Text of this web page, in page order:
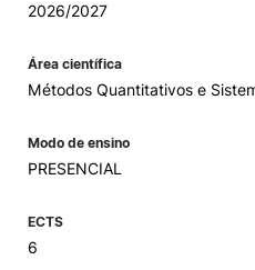
2026/2027
Área científica
Métodos Quantitativos e
Modo de ensino
PRESENCIAL
ECTS
6